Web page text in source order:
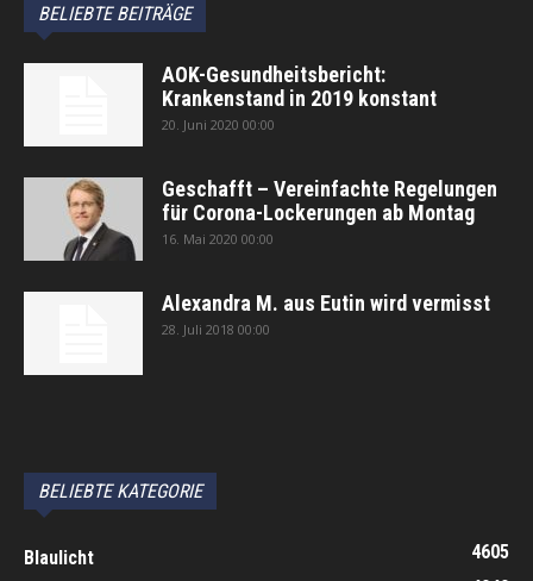
BELIEBTE BEITRÄGE
AOK-Gesundheitsbericht:
Krankenstand in 2019 konstant
20. Juni 2020 00:00
Geschafft – Vereinfachte Regelungen
für Corona-Lockerungen ab Montag
16. Mai 2020 00:00
Alexandra M. aus Eutin wird vermisst
28. Juli 2018 00:00
BELIEBTE KATEGORIE
Blaulicht
4605